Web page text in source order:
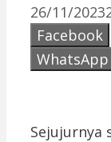
26/11/2023
Facebook
WhatsApp
Sejujurnya